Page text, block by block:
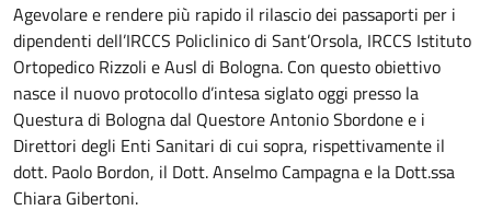
Agevolare e rendere più rapido il rilascio dei passaporti per i
dipendenti dell’IRCCS Policlinico di Sant’Orsola, IRCCS Istituto
Ortopedico Rizzoli e Ausl di Bologna. Con questo obiettivo
nasce il nuovo protocollo d’intesa siglato oggi presso la
Questura di Bologna dal Questore Antonio Sbordone e i
Direttori degli Enti Sanitari di cui sopra, rispettivamente il
dott. Paolo Bordon, il Dott. Anselmo Campagna e la Dott.ssa
Chiara Gibertoni.